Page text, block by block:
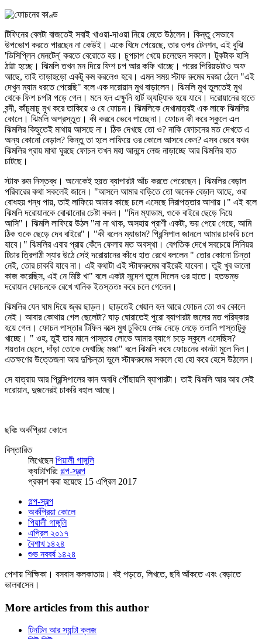
টিফিনের বেলটা বাজতেই সবাই খাওয়া-দাওয়া নিয়ে মেতে উঠলেন। কিন্তু সেভাবে
উপভোগ করতে পারছেন না কেউই। একে খিদে পেয়েছে, তার ওপর টেনশন, এই বুঝি
'ডিসিপ্লিন মেনটেন্‌' করতে বেরোতে হয়। চুপচাপ খেয়ে চলেছেন সকলে। টুকটাক হাসি
ঠাট্টা হচ্ছে। ঝিমলি তখন মন দিয়ে ফিশ চপ আর কফি খাচ্ছে। পরের পিরিয়ডটাও অফ
আছে, তাই তাড়াহুড়ো একটু কম করলেও হবে। এমন সময় স্টাফ রুমের দরজা ঠেলে "এই
দেখুন ম্যাম ধরতে পেরেছি" বলে এক দরোয়ান মুখ বাড়ালেন। ঝিমলি মুখ তুলতেই মুখ
থেকে ফিশ চপটা পড়ে গেল। মনে হল এক্ষুনি হার্ট অ্যাট্যাক হয়ে যাবে। দরোয়ানের হাতে
বন্দী, কাঁচুমাচু মুখ করে তাকিয়ে ও যে ফোচন। ঝিমলিকে দেখামাত্রই এক লাফে ঝিমলির
কোলে। ঝিমলি অপ্রস্তুত। কী করবে ভেবে পাচ্ছেনা। ফোচন কী করে স্কুলে এল
ঝিমলির কিছুতেই মাথায় আসছে না। ঠিক দেখছে তো ও? নাকি ফোচনের মত দেখতে এ
অন্য কোনো বেড়াল? কিন্তু তা হলে লাফিয়ে ওর কোলে আসবে কেন? এসব ভেবে যখন
ঝিমলির প্রায় মাথা ঘুরছে ফোচন তখন মহা আনন্দে লেজ নাড়াচ্ছে আর ঝিমলির হাত
চাটছে।
স্টাফ রুম নিস্তব্ধ। অনেকেই হয়ত ব্যাপারটা আঁচ করতে পেরেছেন। ঝিমলির বেড়াল
পরিবারের কথা সকলেই জানে। "আসলে আমার বাড়িতে তো অনেক বেড়াল আছে, ওরা
বোধহয় গন্ধ পায়, তাই লাফিয়ে আমার কাছে চলে এসেছে নিরাপত্তার আশায়।" এই বলে
ঝিমলি দরোয়ানকে বোঝানোর চেষ্টা করল। "দিন ম্যাডাম, ওকে বাইরে ছেড়ে দিয়ে
আসি"। ঝিমলি লাফিয়ে উঠল "না না থাক, অসহায় প্রাণী একটা, ভয় পেয়ে গেছে, আমি
ঠিক ওকে ছেড়ে দেব বাইরে"। "কী বলেন ম্যাডাম? প্রিন্সিপাল জানলে আমার চাকরি চলে
যাবে।" ঝিমলির এবার প্রায় কেঁদে ফেলার মত অবস্থা। বেগতিক দেখে সবচেয়ে সিনিয়র
টিচার ত্রিপাঠী স্যার উঠে সেই দরোয়ানের কাঁধে হাত রেখে বললেন " তোর কোনো চিন্তা
নেই, তোর চাকরি যাবে না। এই কথাটা এই স্টাফরুমের বাইরেই যাবেনা। তুই খুব ভালো
কাজ করেছিস, এই নে মিষ্টি খা" বলে একটা সন্দেশ তুলে দিলেন ওর হাতে। হতভম্ভ
দরোয়ান ফোচনকে রেখে খানিক ইতস্ততঃ করে চলে গেলেন।
ঝিমলির যেন ঘাম দিয়ে জ্বর ছাড়ল। ছাড়তেই খেয়াল হল আরে ফোচন তো ওর কোলে
নেই। আবার কোথায় গেল ছেলেটা? ঘাড় ঘোরাতেই পুরো ব্যাপারটা জলের মত পরিষ্কার
হয়ে গেল। ফোচন পাস্তার টিফিন বক্সে মুখ ঢুকিয়ে লেজ নেড়ে নেড়ে তলানি পাস্তাটুকু
খাচ্ছে। " ওহ, তুই তার মানে পাস্তার লোভে আমার ব্যাগে চড়ে স্কুলে এসেছিস?
শয়তান ছেলে, দাঁড়া তোকে দেখাচ্ছি মজা" বলে ঝিমলি কষে ফোচনের কানটা মুলে দিল।
এতক্ষণের উত্তেজনা আর দুশ্চিন্তা ভুলে স্টাফরুমের সকলে হো হো করে হেসে উঠলেন।
সে যাত্রায় আর প্রিন্সিপালের কান অবধি পৌঁছায়নি ব্যাপারটা। তাই ঝিমলি আর আর সেই
দরোয়ান, দুজনেরই চাকরি বহাল আছে।
ছবিঃ অর্কপ্রিয়া কোলে
বিস্তারিত
লিখেছেনপিয়ালী গাঙ্গুলি
ক্যাটfগরি: গল্প-স্বল্প
প্রকাশ করা হয়েছে 15 এপ্রিল 2017
গল্প-স্বল্প
অর্কপ্রিয়া​ কোলে
পিয়ালী গাঙ্গুলি
এপ্রিল ২০১৭
বৈশাখ ১৪২৪
শুভ নববর্ষ ১৪২৪
পেশায় শিক্ষিকা। বসবাস কলকাতায়। বই পড়তে, লিখতে, ছবি আঁকতে এবং বেড়াতে
ভালবাসেন।
More articles from this author
টিনটিন আর স্যান্টা ক্লজ